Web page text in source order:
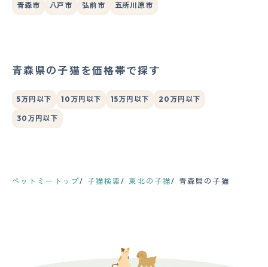
青森市 八戸市 弘前市 五所川原市
青森県の子猫を価格帯で探す
5万円以下 10万円以下 15万円以下 20万円以下
30万円以下
ペットミートップ 子猫検索 東北の子猫 青森県の子猫